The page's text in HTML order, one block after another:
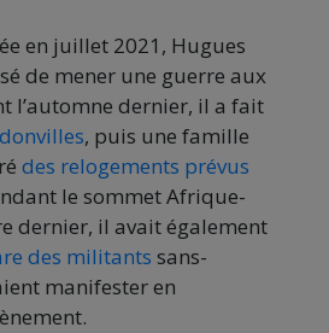
en juillet 2021, Hugues
de mener une guerre aux
l’automne dernier, il a fait
, puis une famille
des relogements prévus
le sommet Afrique-
dernier, il avait également
des militants sans-
manifester en